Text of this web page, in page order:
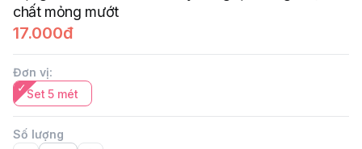
chất mỏng mướt
17.000đ
Đơn vị:
Set 5 mét
Số lượng